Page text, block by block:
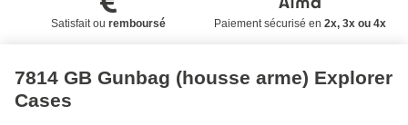
Satisfait ou remboursé Paiement sécurisé en 2x, 3x ou 4x
7814 GB Gunbag (housse arme) Explorer
Cases